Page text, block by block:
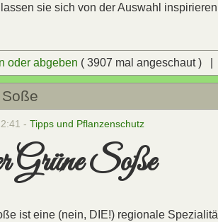
sie sich von der Auswahl
oder abgeben ( 3907 mal angeschaut ) |
-Tipps und Pflanzenschutz
Grüne Soße
ist eine (nein, DIE!) regionale